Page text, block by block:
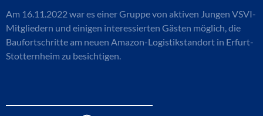
Am 16.11.2022 war es einer Gruppe von aktiven Jungen VSVI-
Mitgliedern und einigen interessierten Gästen möglich, die
Baufortschritte am neuen Amazon-Logistikstandort in Erfurt-
Stotternheim zu besichtigen.